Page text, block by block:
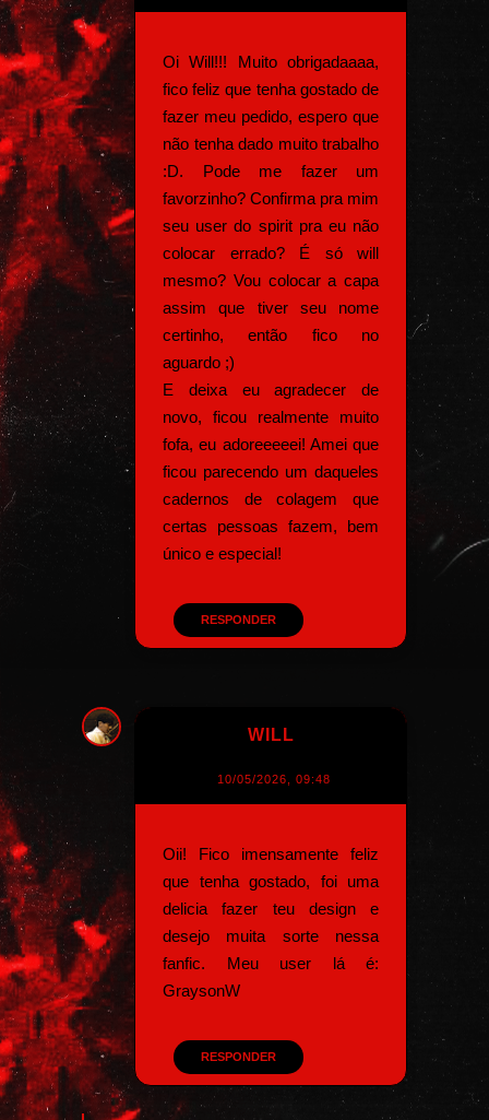
Oi Will!!! Muito obrigadaaaa,
fico feliz que tenha gostado de
fazer meu pedido, espero que
não tenha dado muito trabalho
:D. Pode me fazer um
favorzinho? Confirma pra mim
seu user do spirit pra eu não
colocar errado? É só will
mesmo? Vou colocar a capa
assim que tiver seu nome
certinho, então fico no
aguardo ;)
E deixa eu agradecer de
novo, ficou realmente muito
fofa, eu adoreeeeei! Amei que
ficou parecendo um daqueles
cadernos de colagem que
certas pessoas fazem, bem
único e especial!
RESPONDER
WILL
10/05/2026, 09:48
Oii! Fico imensamente feliz
que tenha gostado, foi uma
delicia fazer teu design e
desejo muita sorte nessa
fanfic. Meu user lá é:
GraysonW
RESPONDER